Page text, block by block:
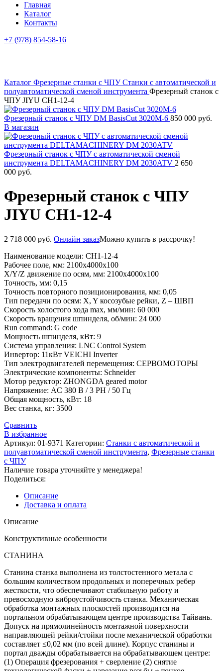
Главная
Каталог
Контакты
+7 (978) 854-58-16
Каталог Фрезерные станки с ЧПУСтанки с автоматической и
полуавтоматической сменой инструмента Фрезерный станок с
ЧПУ JIYU CH1-12-4
Фрезерный станок с ЧПУ DM BasisCut 3020M-6 850 000 руб.
В магазин
Фрезерный станок с ЧПУ с автоматической сменой
инструмента DELTAMACHINERY DM 2030ATV 2 650
000 руб.
Фрезерный станок с ЧПУ
JIYU CH1-12-4
2 718 000 руб. Онлайн заказМожно купить в рассрочку!
Наименование модели: CH1-12-4
Рабочее поле, мм: 2100х4000х100
X/Y/Z движение по осям, мм: 2100х4000х100
Точность, мм: 0,15
Точность повторного позиционирования, мм: 0,05
Тип передачи по осям: X, Y косозубые рейки, Z – ШВП
Скорость холостого хода max, мм/мин: 60 000
Скорость вращения шпинделя, об/мин: 24 000
Run command: G code
Мощность шпинделя, кВт: 9
Система управления: LNC Control System
Инвертор: 11кВт VEICHI Inverter
Тип электродвигателей перемещения: СЕРВОМОТОРЫ
Электрические компоненты: Schneider
Мотор редуктор: ZHONGDA geared motor
Напряжение: AC 380 В / 3 PH / 50 Гц
Общая мощность, кВт: 18
Вес станка, кг: 3500
Сравнить
В избранное
Артикул: 01-9371 Категории: Станки с автоматической и
полуавтоматической сменой инструмента, Фрезерные станки
с ЧПУ
Наличие товара уточняйте у менеджера!
Поделиться:
Описание
Доставка и оплата
Описание
Конструктивные особенности
СТАНИНА
Станина станка выполнена из толстостенного метала с
большим количеством продольных и поперечных ребер
жесткости, что обеспечивают стабильную работу и
превосходную виброустойчивость станка. Механическая
обработка монтажных плоскостей производится на
портальном обрабатывающем центре производства Тайвань.
Допуск на прямолинейность монтажной поверхности
направляющей рейки/стойки после механической обработки
составляет ≤0,02 мм (по всей длине). Корпус станины и
портал дважды обрабатывается на обрабатывающем центре:
(1) Операция фрезерования + сверление (2) снятие